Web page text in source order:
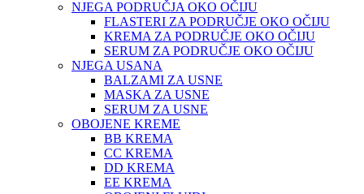
NJEGA PODRUČJA OKO OČIJU
FLASTERI ZA PODRUČJE OKO OČIJU
KREMA ZA PODRUČJE OKO OČIJU
SERUM ZA PODRUČJE OKO OČIJU
NJEGA USANA
BALZAMI ZA USNE
MASKA ZA USNE
SERUM ZA USNE
OBOJENE KREME
BB KREMA
CC KREMA
DD KREMA
EE KREMA